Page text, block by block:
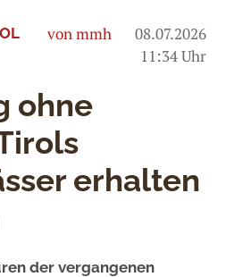
von mmh
08.07.2026
11:34 Uhr
ohne
erhalten
der vergangenen